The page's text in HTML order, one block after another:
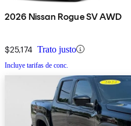
2026 Nissan Rogue SV AWD
$25,174 Trato justo
Incluye tarifas de conc.